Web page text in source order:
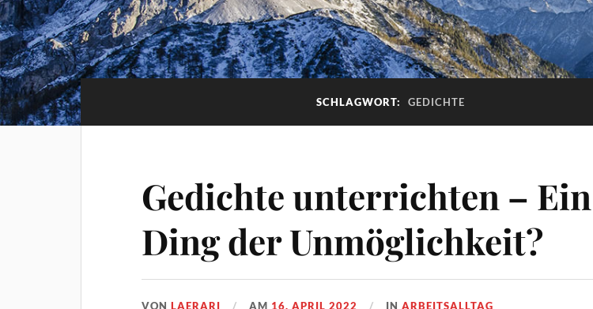
SCHLAGWORT: GEDICHTE
Gedichte unterrichten – Ein
Ding der Unmöglichkeit?
VONLAERARI AM 16. APRIL 2022 INARBEITSALLTAG